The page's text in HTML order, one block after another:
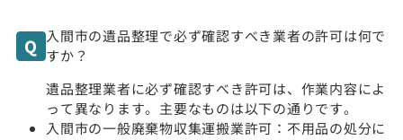
入間市の遺品整理で必ず確認すべき業者の許可は何で
すか？
遺品整理業者に必ず確認すべき許可は、作業内容によ
って異なります。主要なものは以下の通りです。
入間市の一般廃棄物収集運搬業許可：不用品の処分に